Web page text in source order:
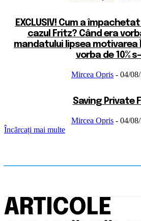
EXCLUSIV! Cum a
cazul Fritz? Când era
mandatului lipsea motivarea
vorba de 10%
Mircea Opris - 04/
Saving Private
Mircea Opris - 04/
Încărcați mai multe
ARTICOLE